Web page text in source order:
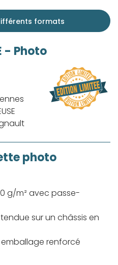
formats
- Photo
photo
g/m² avec passe-
sur un châssis en
renforcé